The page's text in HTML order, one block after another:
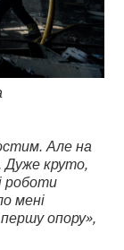
Але на
Дуже круто,
роботи
мені
опору»,